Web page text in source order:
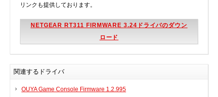
リンクも提供しております。
NETGEAR RT311 FIRMWARE 3.24ドライバのダウン
ロード
関連するドライバ
OUYA Game Console Firmware 1.2.995